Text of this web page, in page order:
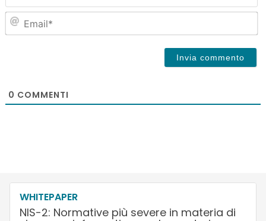
0 COMMENTI
WHITEPAPER
NIS-2: Normative più severe in materia di